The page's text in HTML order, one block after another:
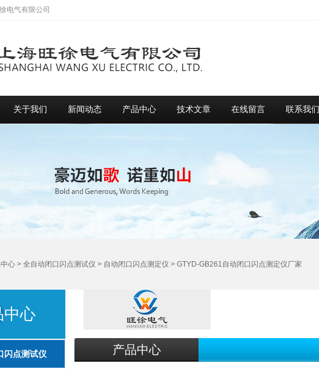
电气有限公司
关于我们 新闻动态 产品中心 技术文章 在线留言 联系我们
心 > 全自动闭口闪点测试仪 > 自动闭口闪点测定仪 > GTYD-GB261自动闭口闪点测定仪厂家
中心
闪点测试仪 产品中心